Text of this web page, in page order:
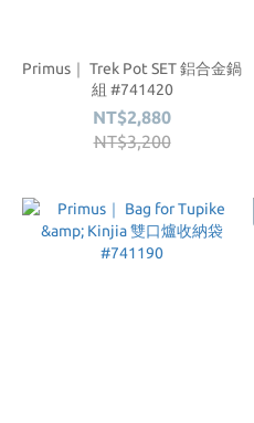
Primus｜ Trek Pot SET 鋁合金鍋
組 #741420
NT$2,880
NT$3,200